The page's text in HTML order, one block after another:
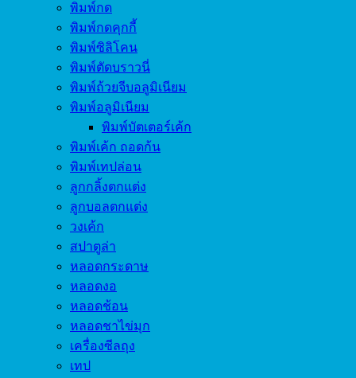
พิมพ์กด
พิมพ์กดคุกกี้
พิมพ์ซิลิโคน
พิมพ์ตัดบราวนี่
พิมพ์ถ้วยจีบอลูมิเนียม
พิมพ์อลูมิเนียม
พิมพ์บัตเตอร์เค้ก
พิมพ์เค้ก ถอดก้น
พิมพ์เทปล่อน
ลูกกลิ้งตกแต่ง
ลูกบอลตกแต่ง
วงเค้ก
สปาตูล่า
หลอดกระดาษ
หลอดงอ
หลอดช้อน
หลอดชาไข่มุก
เครื่องซีลถุง
เทป